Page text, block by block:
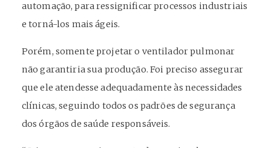
automação, para ressignificar processos industriais
e torná-los mais ágeis.
Porém, somente projetar o ventilador pulmonar
não garantiria sua produção. Foi preciso assegurar
que ele atendesse adequadamente às necessidades
clínicas, seguindo todos os padrões de segurança
dos órgãos de saúde responsáveis.